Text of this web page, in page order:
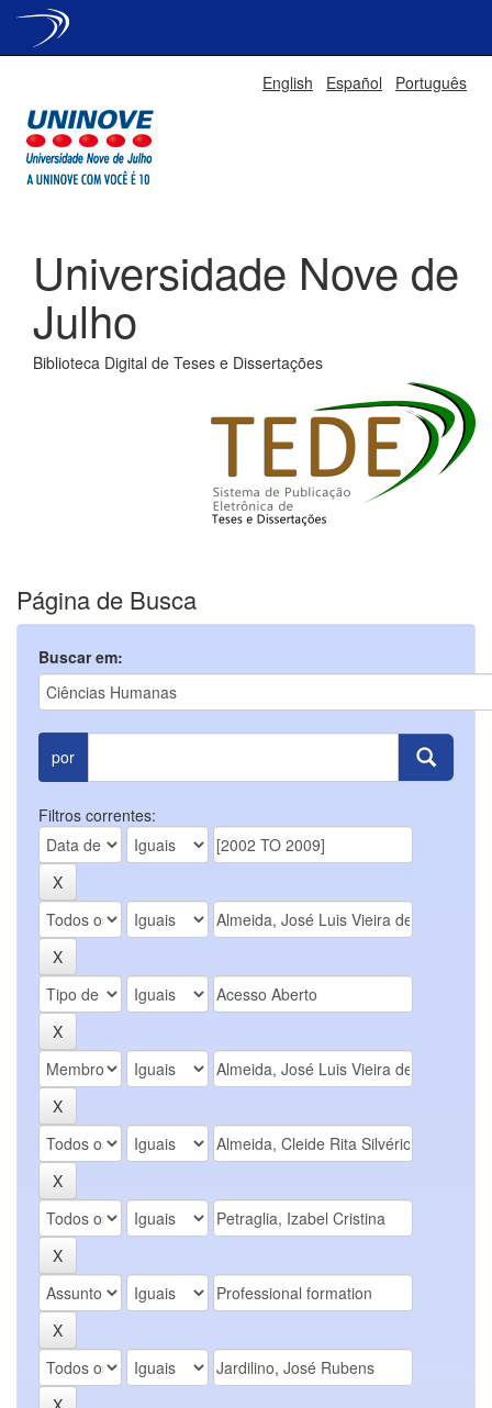
English Español Português
Universidade Nove de
Julho
Biblioteca Digital de Teses e Dissertações
Página de Busca
Buscar em:
por
Filtros correntes: